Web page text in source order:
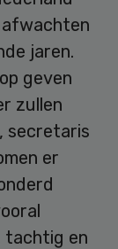
afwachten
jaren.
geven
zullen
secretaris
er
tachtig en